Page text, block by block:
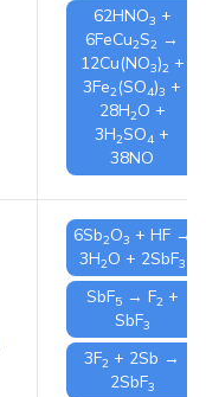
62HNO3 +
6FeCu2S2 →
12Cu(NO3)2 +
3Fe2(SO4)3 +
28H2O +
3H2SO4 +
38NO
6Sb2O3 + HF→
3H2O + 2SbF3
SbF5→ F2 +
SbF3
3F2 + 2Sb →
2SbF3